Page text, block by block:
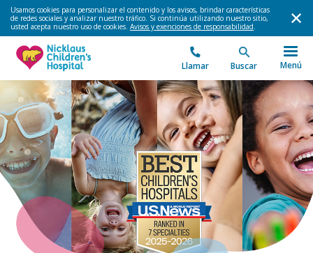
Usamos cookies para personalizar el contenido y los avisos, brindar características
de redes sociales y analizar nuestro tráfico. Si continúa utilizando nuestro sitio,
usted acepta nuestro uso de cookies. Avisos y exenciones de responsabilidad.
Llamar Buscar Menú